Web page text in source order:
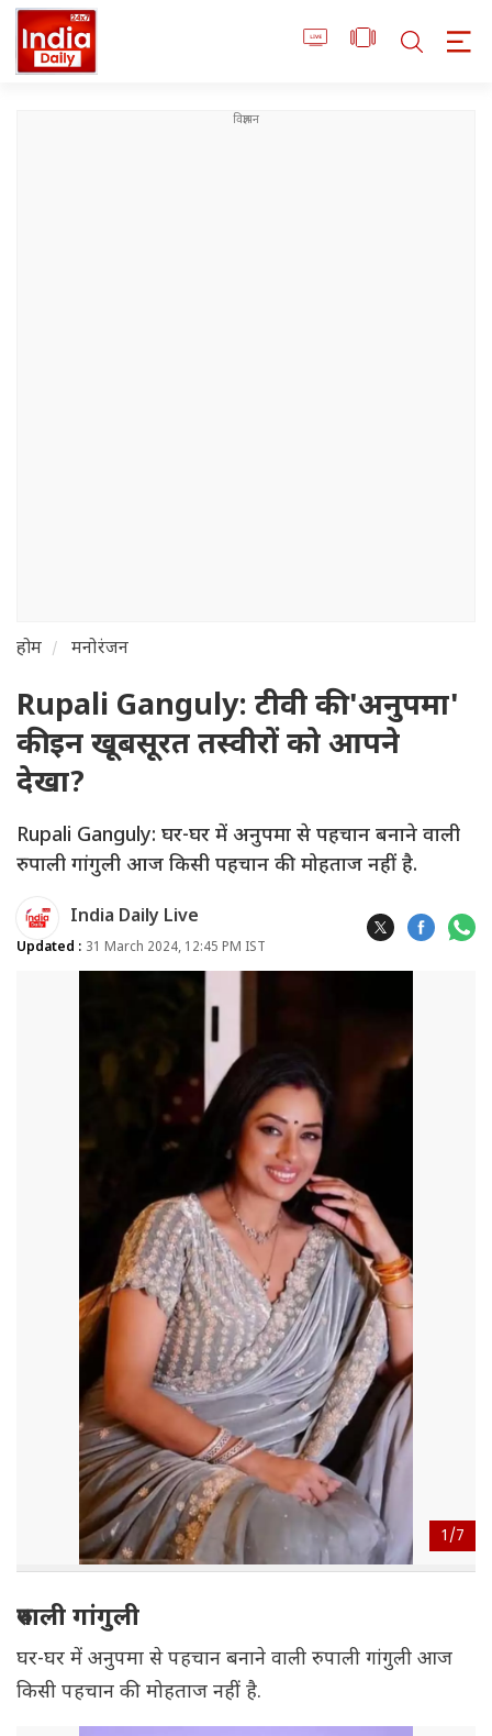
होम मनोरंजन
Rupali Ganguly: टीवी की 'अनुपमा'
की इन खूबसूरत तस्वीरों को आपने
देखा?
Rupali Ganguly: घर-घर में अनुपमा से पहचान बनाने वाली
रुपाली गांगुली आज किसी पहचान की मोहताज नहीं है.
India Daily Live
Updated : 31 March 2024, 12:45 PM IST
1/7
रुपाली गांगुली
घर-घर में अनुपमा से पहचान बनाने वाली रुपाली गांगुली आज
किसी पहचान की मोहताज नहीं है.